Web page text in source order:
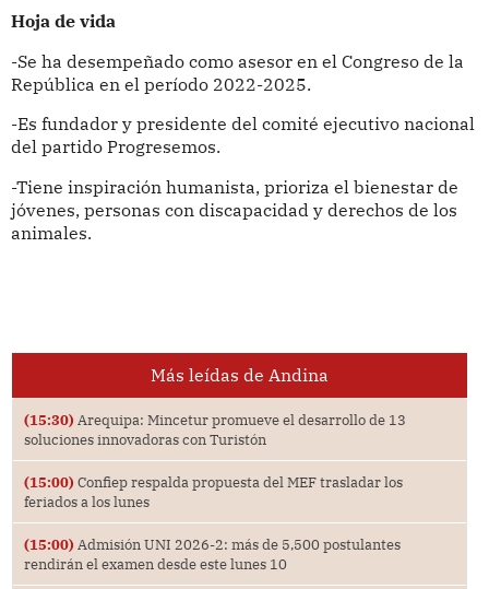
Hoja de vida
-Se ha desempeñado como asesor en el Congreso de la
República en el período 2022-2025.
-Es fundador y presidente del comité ejecutivo nacional
del partido Progresemos.
-Tiene inspiración humanista, prioriza el bienestar de
jóvenes, personas con discapacidad y derechos de los
animales.
Más leídas de Andina
(15:30) Arequipa: Mincetur promueve el desarrollo de 13
soluciones innovadoras con Turistón
(15:00) Confiep respalda propuesta del MEF trasladar los
feriados a los lunes
(15:00) Admisión UNI 2026-2: más de 5,500 postulantes
rendirán el examen desde este lunes 10